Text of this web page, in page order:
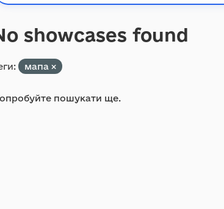
showcases found
мапа
пошукати ще.